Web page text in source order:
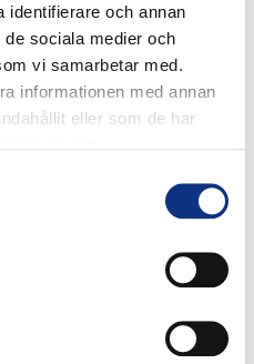
identifierare och annan
sociala medier och
vi samarbetar med.
informationen med annan
eller som de har